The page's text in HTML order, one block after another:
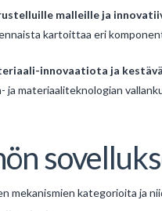
malleille ja
kartoittaa eri
innovaatiota ja
materiaaliteknologian
mekanismien kategorioita ja